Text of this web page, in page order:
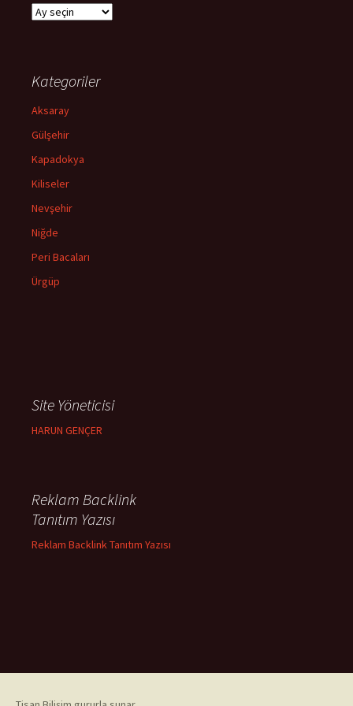
A
v
e
Kategoriler
Aksaray
Gülşehir
Kapadokya
Kiliseler
Nevşehir
Niğde
Peri Bacaları
Ürgüp
Site Yöneticisi
HARUN GENÇER
Reklam Backlink
Tanıtım Yazısı
Reklam Backlink Tanıtım Yazısı